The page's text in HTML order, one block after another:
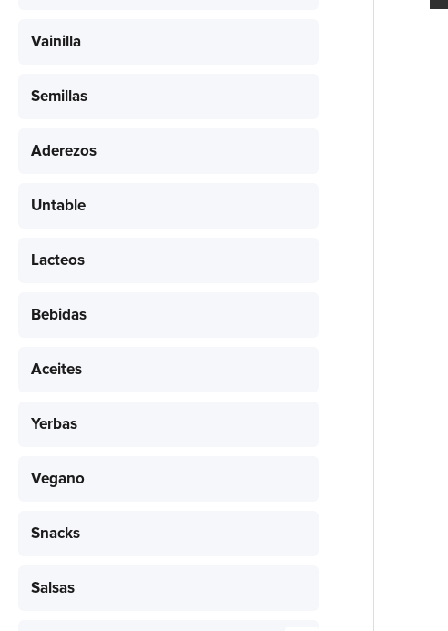
Vainilla
Semillas
Aderezos
Untable
Lacteos
Bebidas
Aceites
Yerbas
Vegano
Snacks
Salsas